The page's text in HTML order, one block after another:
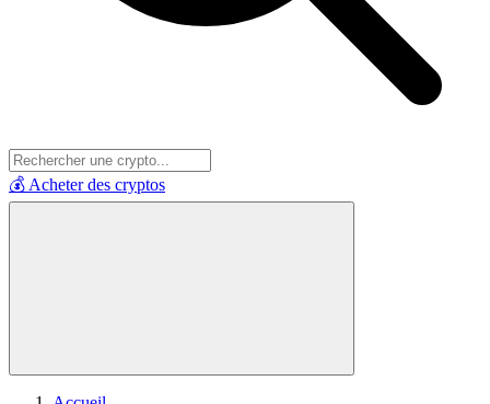
💰 Acheter des cryptos